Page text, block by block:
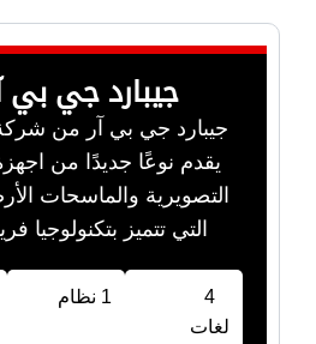
جيبارد جي بي آر 3
يقدم نوعًا جديدًا من
التصويرية والماسحات
التي تتميز بتكنولوجيا
4
لغات
1 نظام